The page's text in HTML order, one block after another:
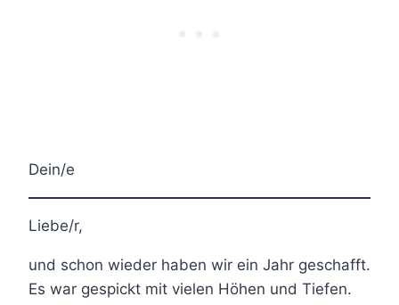
Dein/e
Liebe/r,
und schon wieder haben wir ein Jahr geschafft.
Es war gespickt mit vielen Höhen und Tiefen.